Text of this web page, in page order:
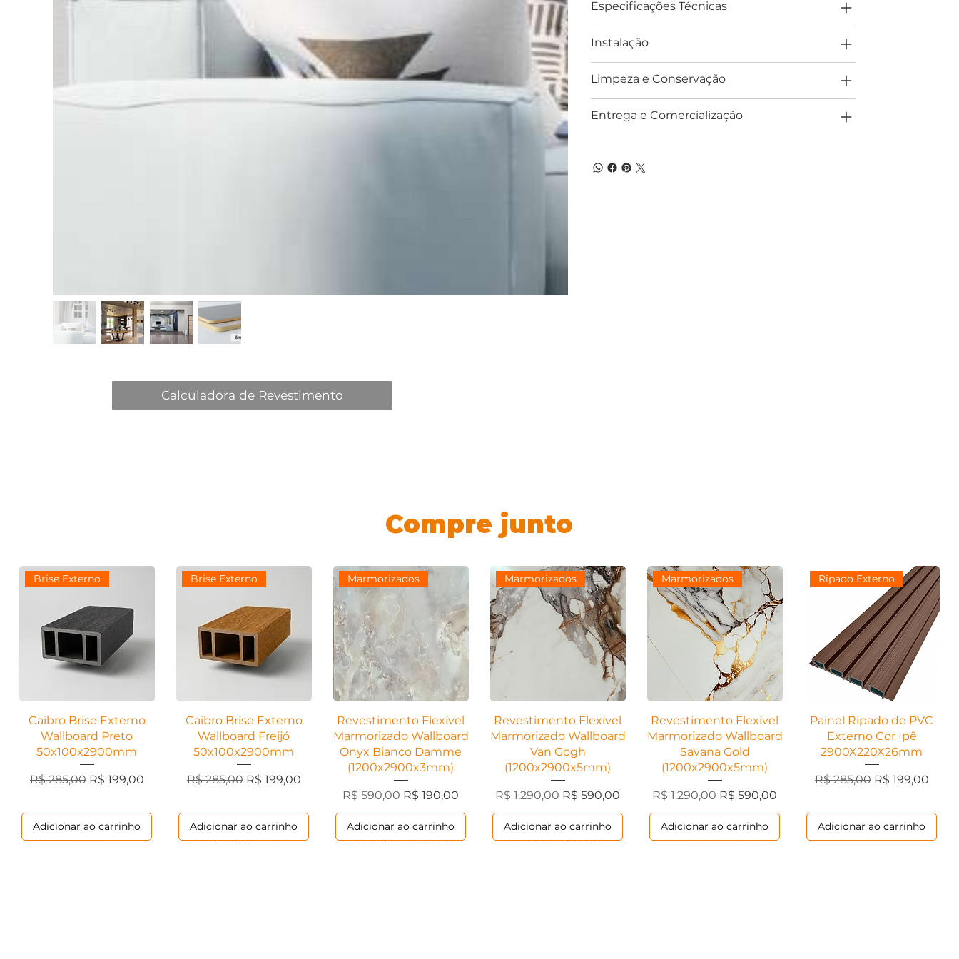
Especificações Técnicas
Instalação
Limpeza e Conservação
Entrega e Comercialização
Calculadora de Revestimento
Compre junto
Visualização rápida
Brise Externo
Caibro Brise Externo
Wallboard Preto
50x100x2900mm
Preço normal
R$ 285,00 Preço promocional
R$ 199,00
Adicionar ao carrinho
Visualização rápida
Brise Externo
Caibro Brise Externo
Wallboard Freijó
50x100x2900mm
Preço normal
R$ 285,00 Preço promocional
R$ 199,00
Adicionar ao carrinho
Visualização rápida
Marmorizados
Revestimento Flexível
Marmorizado Wallboard
Onyx Bianco Damme
(1200x2900x3mm)
Preço normal
R$ 590,00 Preço promocional
R$ 190,00
Adicionar ao carrinho
Visualização rápida
Marmorizados
Revestimento Flexível
Marmorizado Wallboard
Van Gogh
(1200x2900x5mm)
Preço normal
R$ 1.290,00 Preço promocional
R$ 590,00
Adicionar ao carrinho
Visualização rápida
Marmorizados
Revestimento Flexível
Marmorizado Wallboard
Savana Gold
(1200x2900x5mm)
Preço normal
R$ 1.290,00 Preço promocional
R$ 590,00
Adicionar ao carrinho
Visualização rápida
Ripado Externo
Painel Ripado de PVC
Externo Cor Ipê
2900X220X26mm
Preço normal
R$ 285,00 Preço
R$ 199,00
Adicionar ao carrinho